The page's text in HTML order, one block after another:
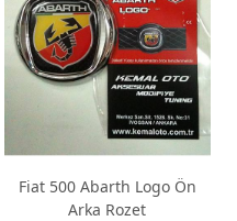
Fiat 500 Abarth Logo Ön
Arka Rozet